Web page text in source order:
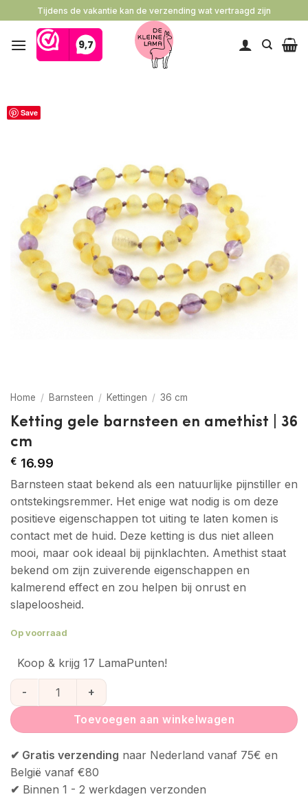
naar
inhoud
Tijdens de vakantie kan de verzending wat vertraagd zijn
Save
Home / Barnsteen / Kettingen / 36 cm
Ketting gele barnsteen en amethist | 36
cm
€ 16.99
Barnsteen staat bekend als een natuurlijke pijnstiller en
ontstekingsremmer. Het enige wat nodig is om deze
positieve eigenschappen tot uiting te laten komen is
contact met de huid. Deze ketting is dus niet alleen
mooi, maar ook ideaal bij pijnklachten. Amethist staat
bekend om zijn zuiverende eigenschappen en
kalmerend effect en zou helpen bij onrust en
slapeloosheid.
Op voorraad
Koop & krijg 17 LamaPunten!
Ketting gele barnsteen en amethist | 36 cm aantal
Toevoegen aan winkelwagen
✔ Gratis verzending naar Nederland vanaf 75€ en
België vanaf €80
✔ Binnen 1 - 2 werkdagen verzonden